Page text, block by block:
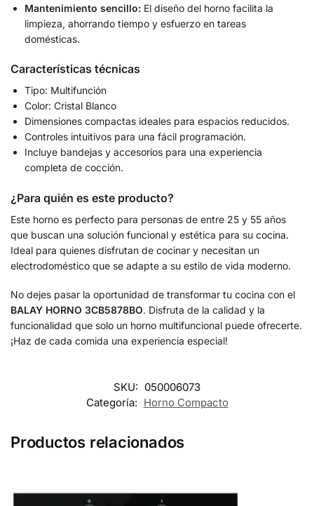
Mantenimiento sencillo: El diseño del horno facilita la
limpieza, ahorrando tiempo y esfuerzo en tareas
domésticas.
Características técnicas
Tipo: Multifunción
Color: Cristal Blanco
Dimensiones compactas ideales para espacios reducidos.
Controles intuitivos para una fácil programación.
Incluye bandejas y accesorios para una experiencia
completa de cocción.
¿Para quién es este producto?
Este horno es perfecto para personas de entre 25 y 55 años
que buscan una solución funcional y estética para su cocina.
Ideal para quienes disfrutan de cocinar y necesitan un
electrodoméstico que se adapte a su estilo de vida moderno.
No dejes pasar la oportunidad de transformar tu cocina con el
BALAY HORNO 3CB5878BO. Disfruta de la calidad y la
funcionalidad que solo un horno multifuncional puede ofrecerte.
¡Haz de cada comida una experiencia especial!
SKU: 050006073
Categoría: Horno Compacto
Productos relacionados